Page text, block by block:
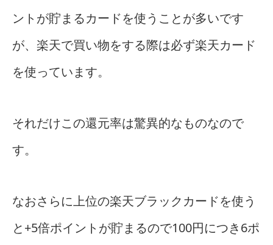
ントが貯まるカードを使うことが多いです
が、楽天で買い物をする際は必ず楽天カード
を使っています。
それだけこの還元率は驚異的なものなので
す。
なおさらに上位の楽天ブラックカードを使う
と+5倍ポイントが貯まるので100円につき6ポ